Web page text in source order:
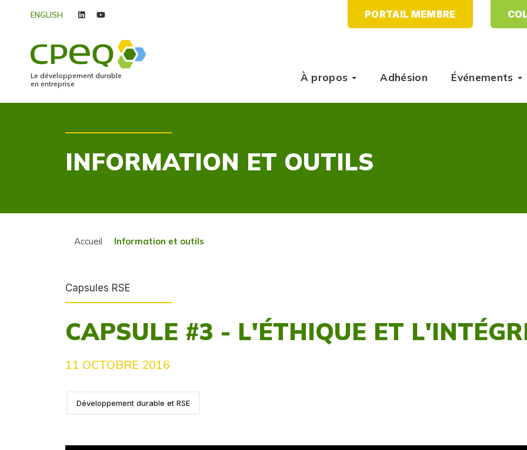
ENGLISH linkedinyoutube PORTAIL MEMBRE
Le développement durable
en entreprise
À propos Adhésion Événements
INFORMATION ET OUTILS
Accueil Information et outils
Capsules RSE
CAPSULE #3 - L'ÉTHIQUE ET
11 OCTOBRE 2016
Développement durable et RSE